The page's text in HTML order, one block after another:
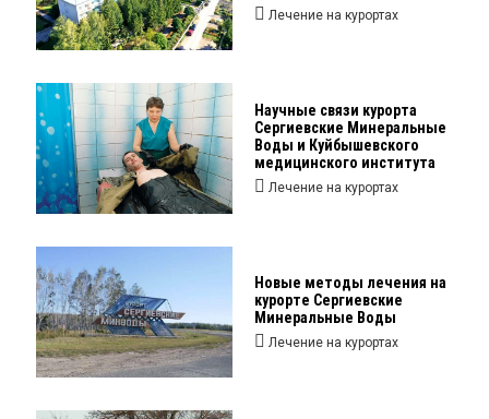
Лечение на курортах
Научные связи курорта
Сергиевские Минеральные
Воды и Куйбышевского
медицинского института
Лечение на курортах
Новые методы лечения на
курорте Сергиевские
Минеральные Воды
Лечение на курортах